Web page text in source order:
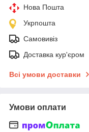
Нова Пошта
Укрпошта
Самовивіз
Доставка кур'єром
Всі умови доставки
Умови оплати